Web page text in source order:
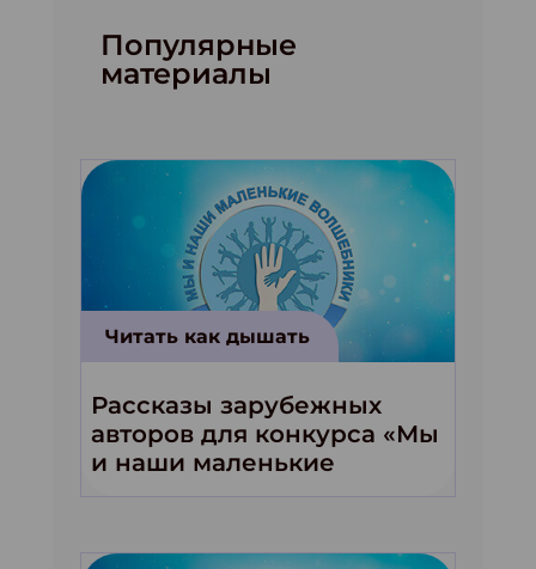
Популярные
материалы
Читать как дышать
Рассказы зарубежных
авторов для конкурса «Мы
и наши маленькие
волшебники!»